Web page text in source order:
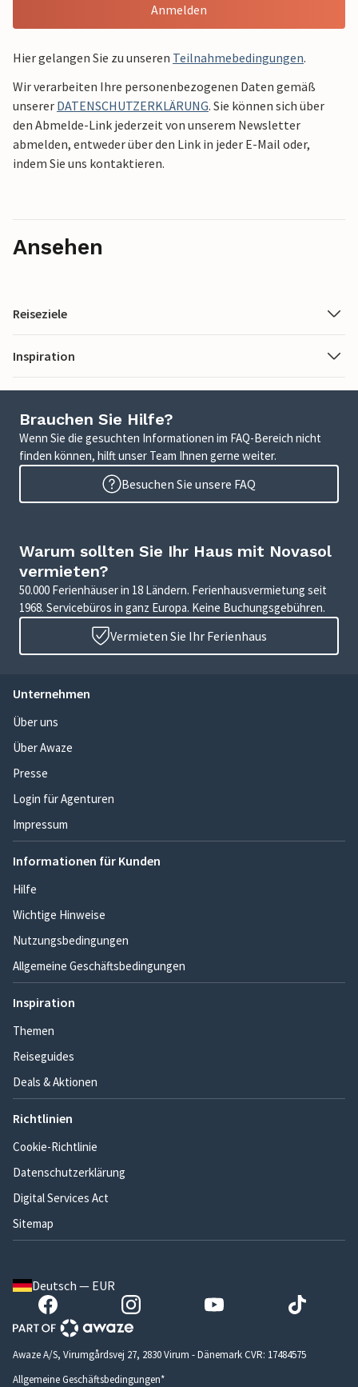
Anmelden
Hier gelangen Sie zu unseren Teilnahmebedingungen.
Wir verarbeiten Ihre personenbezogenen Daten gemäß
unserer DATENSCHUTZERKLÄRUNG. Sie können sich über
den Abmelde-Link jederzeit von unserem Newsletter
abmelden, entweder über den Link in jeder E-Mail oder,
indem Sie uns kontaktieren.
Ansehen
Reiseziele
Inspiration
Brauchen Sie Hilfe?
Wenn Sie die gesuchten Informationen im FAQ-Bereich nicht
finden können, hilft unser Team Ihnen gerne weiter.
Besuchen Sie unsere FAQ
Warum sollten Sie Ihr Haus mit Novasol
vermieten?
50.000 Ferienhäuser in 18 Ländern. Ferienhausvermietung seit
1968. Servicebüros in ganz Europa. Keine Buchungsgebühren.
Vermieten Sie Ihr Ferienhaus
Unternehmen
Über uns
Über Awaze
Presse
Login für Agenturen
Impressum
Informationen für Kunden
Hilfe
Wichtige Hinweise
Nutzungsbedingungen
Allgemeine Geschäftsbedingungen
Inspiration
Themen
Reiseguides
Deals & Aktionen
Richtlinien
Cookie-Richtlinie
Datenschutzerklärung
Digital Services Act
Sitemap
Deutsch — EUR
Awaze A/S, Virumgårdsvej 27, 2830 Virum - Dänemark CVR: 17484575
Allgemeine Geschäftsbedingungen*